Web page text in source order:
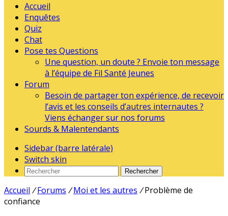
Accueil
Enquêtes
Quiz
Chat
Pose tes Questions
Une question, un doute ? Envoie ton message
à l’équipe de Fil Santé Jeunes
Forum
Besoin de partager ton expérience, de recevoir
l’avis et les conseils d’autres internautes ?
Viens échanger sur nos forums
Sourds & Malentendants
Sidebar (barre latérale)
Switch skin
Rechercher
Accueil / Forums / Moi et les autres / Problème de
confiance